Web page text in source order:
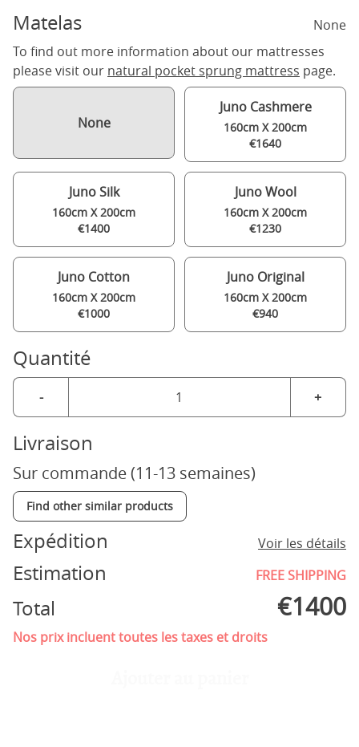
Matelas
None
To find out more information about our mattresses
please visit our natural pocket sprung mattress page.
None
Juno Cashmere
160cm X 200cm
€1640
Juno Silk
160cm X 200cm
€1400
Juno Wool
160cm X 200cm
€1230
Juno Cotton
160cm X 200cm
€1000
Juno Original
160cm X 200cm
€940
Quantité
- +
Livraison
Sur commande (11-13 semaines)
Find other similar products
Expédition Voir les détails
Estimation FREE SHIPPING
Total €1400
Nos prix incluent toutes les taxes et droits